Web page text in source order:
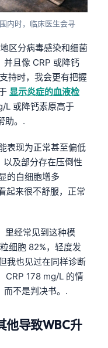
内时，临床医生会寻
区分病毒感染和细菌
并且像 CRP 或降钙
持时，我会更有把握
显示炎症的血液检
L 或降钙素原高于
助。.
表现为正常甚至偏低
及部分存在压倒性
的白细胞增多
起来很不舒服，正常
里经常见到这种模
细胞 82%，轻度发
我也见过在同样诊断
CRP 178 mg/L 的情
不是判决书。.
他导致WBC升